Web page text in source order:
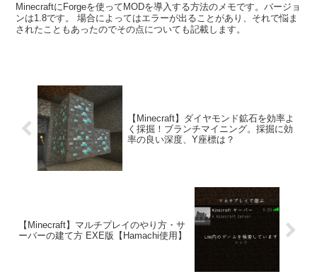
MinecraftにForgeを使ってMODを導入する方法のメモです。バージョ
ンは1.8です。 場合によってはエラーが出ることがあり、それで悩ま
されたこともあったのでその点についても記載します。
【Minecraft】ダイヤモンド鉱石を効率よ
く採掘！ブランチマイニング。採掘に効
率の良い深度、Y座標は？
【Minecraft】マルチプレイのやり方・サ
ーバーの建て方 EXE版【Hamachi使用】